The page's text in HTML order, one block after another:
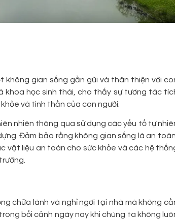
không gian sống gần gũi và thân thiện với
khoa học sinh thái, cho thấy sự tương tác
và tinh thần của con người.
nhiên thông qua sử dụng các yếu tố tự
Đảm bảo rằng không gian sống là an
vật liệu an toàn cho sức khỏe và các hệ
chữa lành và nghỉ ngơi tại nhà mà không
bối cảnh ngày nay khi chúng ta không